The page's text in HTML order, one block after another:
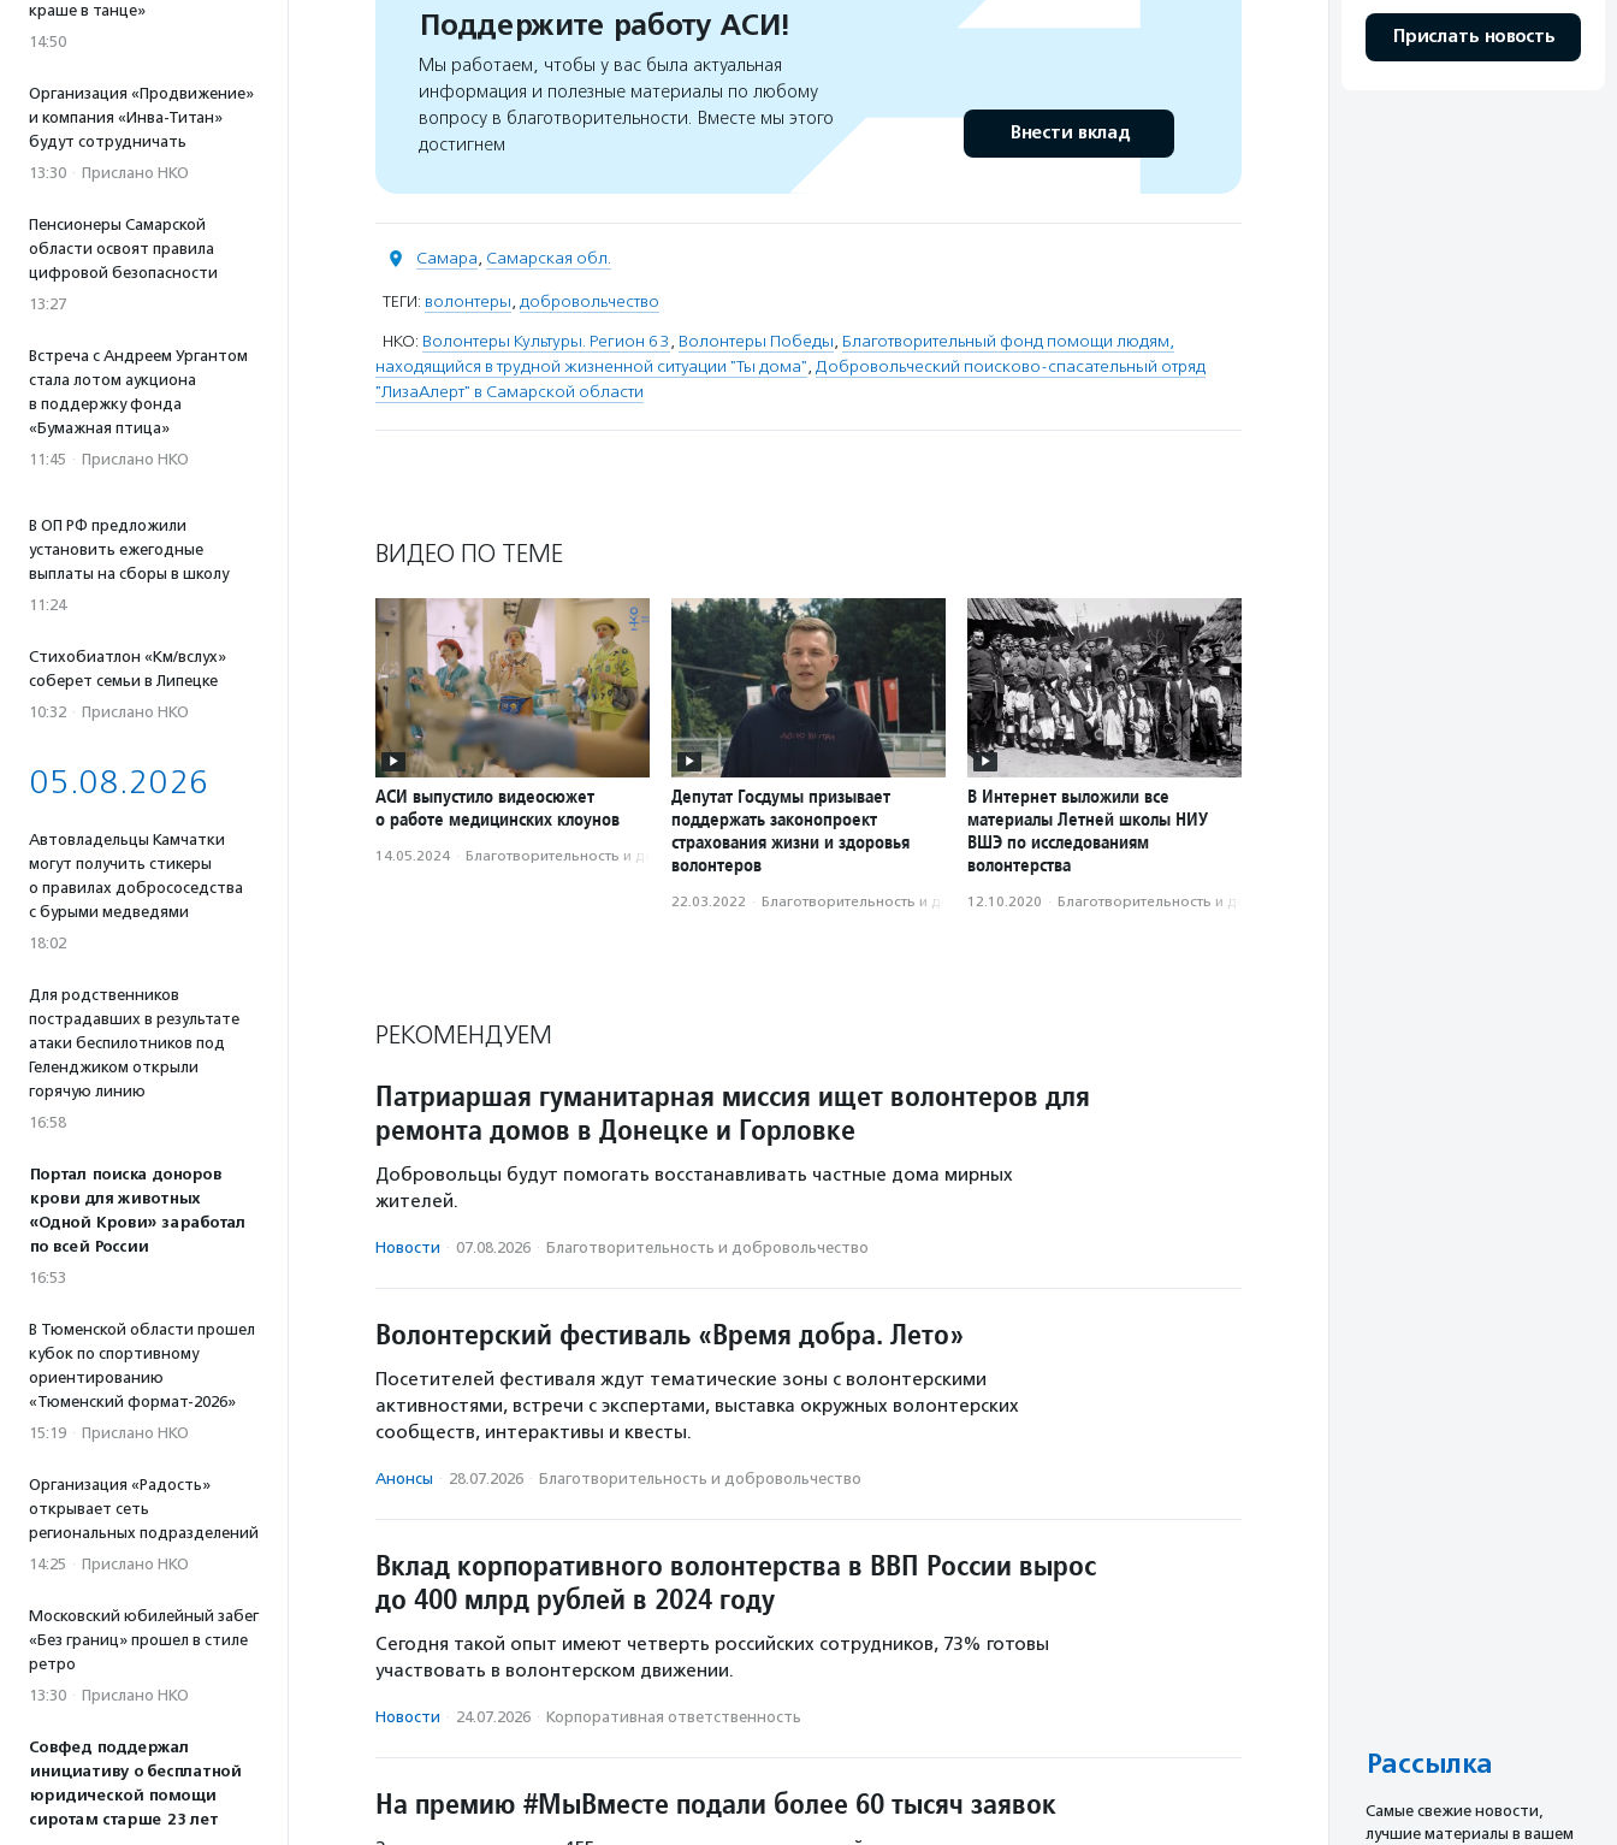
краше в танце»
14:50
Организация «Продвижение»
и компания «Инва-Титан»
будут сотрудничать
13:30 · Прислано НКО
Пенсионеры Самарской
области освоят правила
цифровой безопасности
13:27
Встреча с Андреем Ургантом
стала лотом аукциона
в поддержку фонда
«Бумажная птица»
11:45 · Прислано НКО
В ОП РФ предложили
установить ежегодные
выплаты на сборы в школу
11:24
Стихобиатлон «Км/вслух»
соберет семьи в Липецке
10:32 · Прислано НКО
05.08.2026
Автовладельцы Камчатки
могут получить стикеры
о правилах добрососедства
с бурыми медведями
18:02
Для родственников
пострадавших в результате
атаки беспилотников под
Геленджиком открыли
горячую линию
16:58
Портал поиска доноров
крови для животных
«Одной Крови» заработал
по всей России
16:53
В Тюменской области прошел
кубок по спортивному
ориентированию
«Тюменский формат-2026»
15:19 · Прислано НКО
Организация «Радость»
открывает сеть
региональных подразделений
14:25 · Прислано НКО
Московский юбилейный забег
«Без границ» прошел в стиле
ретро
13:30 · Прислано НКО
Совфед поддержал
инициативу о бесплатной
юридической помощи
сиротам старше 23 лет
Поддержите работу АСИ!
Мы работаем, чтобы у вас была актуальная
информация и полезные материалы по любому
вопросу в благотворительности. Вместе мы этого
достигнем
Внести вклад
Самара, Самарская обл.
ТЕГИ: волонтеры, добровольчество
НКО: Волонтеры Культуры. Регион 63, Волонтеры Победы, Благотворительный фонд помощи людям,
находящийся в трудной жизненной ситуации "Ты дома", Добровольческий поисково-спасательный отряд
"ЛизаАлерт" в Самарской области
ВИДЕО ПО ТЕМЕ
АСИ выпустило видеосюжет
о работе медицинских клоунов
14.05.2024 · Благотвори­тель­ность и доброволь­чест­во
Депутат Госдумы призывает
поддержать законопроект
страхования жизни и здоровья
волонтеров
22.03.2022 · Благотвори­тель­ность и доброволь­чест­во
В Интернет выложили все
материалы Летней школы НИУ
ВШЭ по исследованиям
волонтерства
12.10.2020 · Благотвори­тель­ность и доброволь­чест­во
РЕКОМЕНДУЕМ
Патриаршая гуманитарная миссия ищет волонтеров для
ремонта домов в Донецке и Горловке
Добровольцы будут помогать восстанавливать частные дома мирных
жителей.
Новости · 07.08.2026 · Благотвори­тель­ность и доброволь­чест­во
Волонтерский фестиваль «Время добра. Лето»
Посетителей фестиваля ждут тематические зоны с волонтерскими
активностями, встречи с экспертами, выставка окружных волонтерских
сообществ, интерактивы и квесты.
Анонсы · 28.07.2026 · Благотвори­тель­ность и доброволь­чест­во
Вклад корпоративного волонтерства в ВВП России вырос
до 400 млрд рублей в 2024 году
Сегодня такой опыт имеют четверть российских сотрудников, 73% готовы
участвовать в волонтерском движении.
Новости · 24.07.2026 · Корпоративная ответственность
На премию #МыВместе подали более 60 тысяч заявок
Прислать новость
Рассылка
Cамые свежие новости,
лучшие материалы в вашем